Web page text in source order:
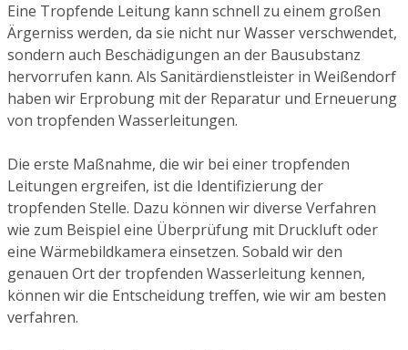
Eine Tropfende Leitung kann schnell zu einem großen
Ärgerniss werden, da sie nicht nur Wasser verschwendet,
sondern auch Beschädigungen an der Bausubstanz
hervorrufen kann. Als Sanitärdienstleister in Weißendorf
haben wir Erprobung mit der Reparatur und Erneuerung
von tropfenden Wasserleitungen.
Die erste Maßnahme, die wir bei einer tropfenden
Leitungen ergreifen, ist die Identifizierung der
tropfenden Stelle. Dazu können wir diverse Verfahren
wie zum Beispiel eine Überprüfung mit Druckluft oder
eine Wärmebildkamera einsetzen. Sobald wir den
genauen Ort der tropfenden Wasserleitung kennen,
können wir die Entscheidung treffen, wie wir am besten
verfahren.